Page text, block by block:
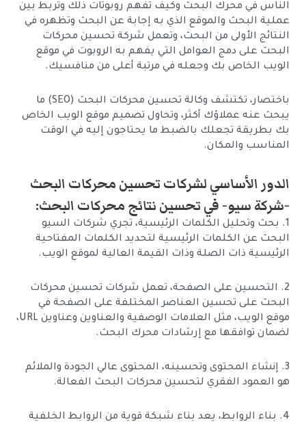
الناس في محرك البحث وكيف تفهم روبوتات ذلك وتربط بين
عملية البحث والموقع الذي به إجابة عن البحث وتظهره في
النتائج الأولى من البحث، وتعمل شركة تحسين محركات
البحث على دمج العوامل التي يفهم به الروبوت في موقع
الويب الخاص بك وجعله في مرتبة أعلى من منافسيك.
باختصار، تكتشف وكالة تحسين محركات البحث (SEO) ما
يبحث عنه عملاؤك أكثر، وتحاول تصميم موقع الويب الخاص
بك بطريقة تجعلك بالضبط ما يحتاجون إليه في الوقت
المناسب والمكان.
الدور الأساسي لشركات تحسين محركات البحث
-شركة سيو- في تحسين نتائج محركات البحث:
1. بحث وتحليل الكلمات الرئيسية، تجري شركات السيو
البحث عن الكلمات الرئيسية لتحديد الكلمات المفتاحية
الرئيسية ذات الصلة وذات القيمة العالية لموقع الويب.
2. التحسين على الصفحة، تعمل شركات تحسين محركات
البحث على تحسين العناصر المختلفة على الصفحة في
موقع الويب، مثل العلامات الوصفية والعناوين وعناوين URL،
لضمان توافقها مع إرشادات محرك البحث.
3. إنشاء المحتوى وتحسينه، المحتوى عالي الجودة والملائم
هو العمود الفقري لتحسين محركات البحث الفعالة.
4. بناء الروابط، يعد بناء شبكة قوية من الروابط الخلفية